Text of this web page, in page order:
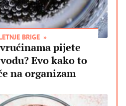
BRIGE
pijete
Evo kako to
na organizam